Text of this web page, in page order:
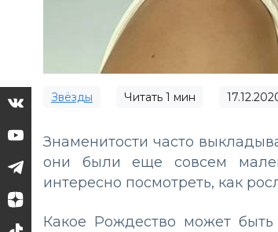
Звёзды Читать 1 мин
Знаменитости часто
они были еще совсем
интересно посмотреть, как
Какое Рождество может